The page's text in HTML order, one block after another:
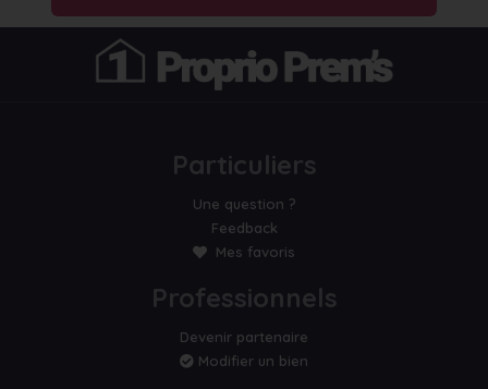
Particuliers
Une question ?
Feedback
Mes favoris
Professionnels
Devenir partenaire
Modifier un bien